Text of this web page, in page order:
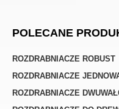
POLECANE
ROZDRABNIACZE ROBUST
ROZDRABNIACZE
ROZDRABNIACZE